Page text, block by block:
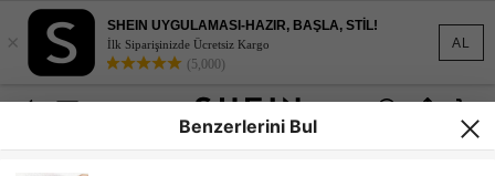
AL
×
SHEIN UYGULAMASI-HAZIR, BAŞLA, STİL!
İlk Siparişinizde Ücretsiz Kargo
(5,000)
Benzerlerini Bul